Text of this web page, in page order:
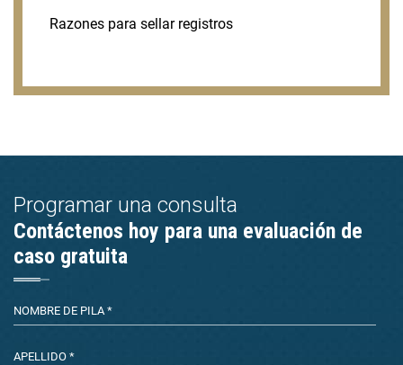
Razones para sellar registros
Programar una consulta
Contáctenos hoy para una evaluación de
caso gratuita